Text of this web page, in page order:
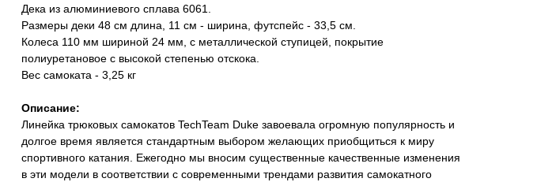
Дека из алюминиевого сплава 6061.
Размеры деки 48 см длина, 11 см - ширина, футспейс - 33,5 см.
Колеса 110 мм шириной 24 мм, с металлической ступицей, покрытие
полиуретановое с высокой степенью отскока.
Вес самоката - 3,25 кг
Описание:
Линейка трюковых самокатов TechTeam Duke завоевала огромную популярность и
долгое время является стандартным выбором желающих приобщиться к миру
спортивного катания. Ежегодно мы вносим существенные качественные изменения
в эти модели в соответствии с современными трендами развития самокатного